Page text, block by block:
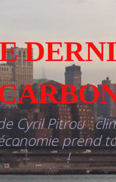
Cyril Pitrou :
prend
!